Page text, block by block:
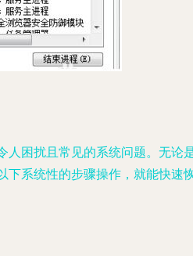
困扰且常见的系统问题。无论
系统性的步骤操作，就能快速